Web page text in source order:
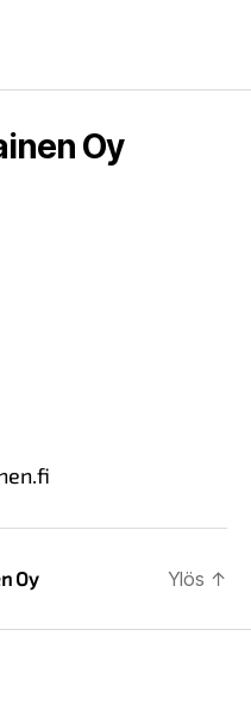
Oy
Oy Ylös ↑